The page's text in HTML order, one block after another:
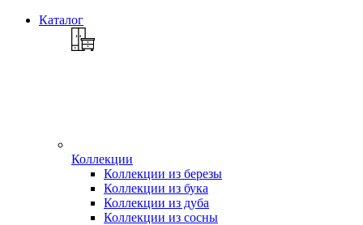
Каталог
Коллекции
Коллекции из березы
Коллекции из бука
Коллекции из дуба
Коллекции из сосны